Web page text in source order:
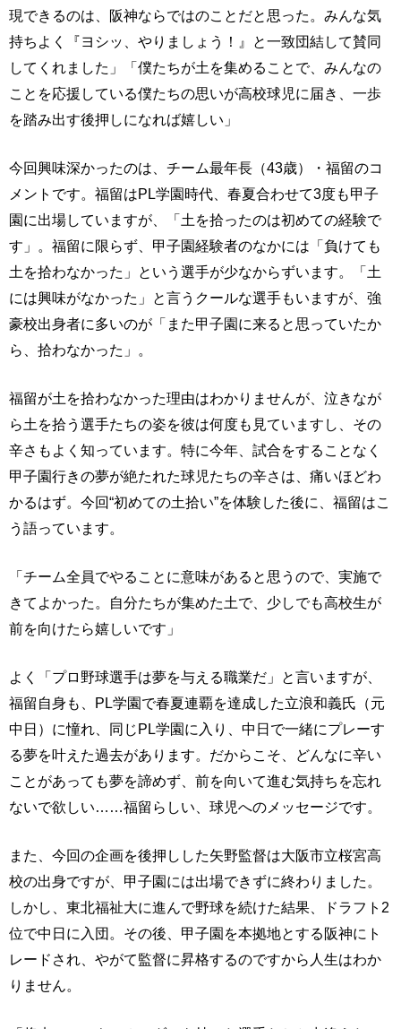
現できるのは、阪神ならではのことだと思った。みんな気
持ちよく『ヨシッ、やりましょう！』と一致団結して賛同
してくれました」「僕たちが土を集めることで、みんなの
ことを応援している僕たちの思いが高校球児に届き、一歩
を踏み出す後押しになれば嬉しい」
今回興味深かったのは、チーム最年長（43歳）・福留のコ
メントです。福留はPL学園時代、春夏合わせて3度も甲子
園に出場していますが、「土を拾ったのは初めての経験で
す」。福留に限らず、甲子園経験者のなかには「負けても
土を拾わなかった」という選手が少なからずいます。「土
には興味がなかった」と言うクールな選手もいますが、強
豪校出身者に多いのが「また甲子園に来ると思っていたか
ら、拾わなかった」。
福留が土を拾わなかった理由はわかりませんが、泣きなが
ら土を拾う選手たちの姿を彼は何度も見ていますし、その
辛さもよく知っています。特に今年、試合をすることなく
甲子園行きの夢が絶たれた球児たちの辛さは、痛いほどわ
かるはず。今回“初めての土拾い”を体験した後に、福留はこ
う語っています。
「チーム全員でやることに意味があると思うので、実施で
きてよかった。自分たちが集めた土で、少しでも高校生が
前を向けたら嬉しいです」
よく「プロ野球選手は夢を与える職業だ」と言いますが、
福留自身も、PL学園で春夏連覇を達成した立浪和義氏（元
中日）に憧れ、同じPL学園に入り、中日で一緒にプレーす
る夢を叶えた過去があります。だからこそ、どんなに辛い
ことがあっても夢を諦めず、前を向いて進む気持ちを忘れ
ないで欲しい……福留らしい、球児へのメッセージです。
また、今回の企画を後押しした矢野監督は大阪市立桜宮高
校の出身ですが、甲子園には出場できずに終わりました。
しかし、東北福祉大に進んで野球を続けた結果、ドラフト2
位で中日に入団。その後、甲子園を本拠地とする阪神にト
レードされ、やがて監督に昇格するのですから人生はわか
りません。